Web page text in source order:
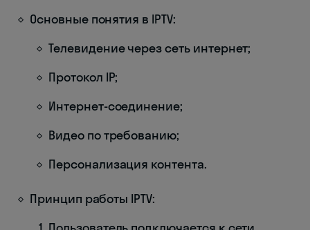
Основные понятия в IPTV:
Телевидение через сеть интернет;
Протокол IP;
Интернет-соединение;
Видео по требованию;
Персонализация контента.
Принцип работы IPTV: